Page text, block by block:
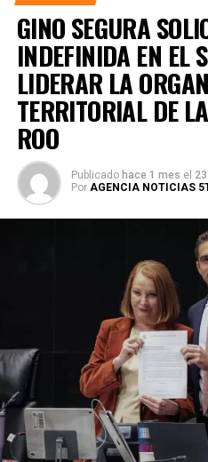
GINO SEGURA
INDEFINIDA EN EL
LIDERAR LA
TERRITORIAL DE
ROO
Publicado hace 1 mes el
Por AGENCIA NOTICIAS